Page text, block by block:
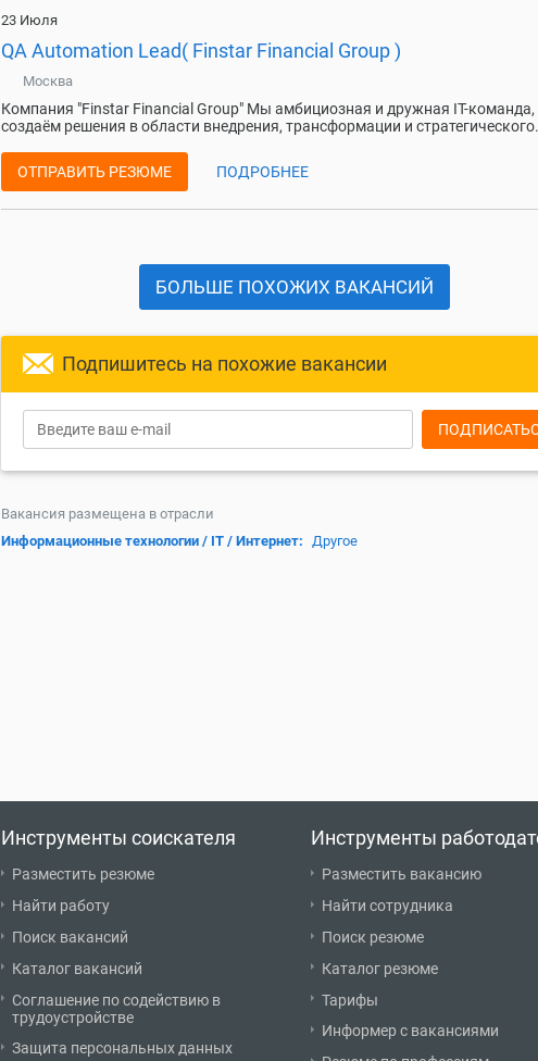
23 Июля
QA Automation Lead( Finstar Financial Group )
Москва
Компания "Finstar Financial Group" Мы амбициозная и дружная IT-команда,
создаём решения в области внедрения, трансформации и
ОТПРАВИТЬ РЕЗЮМЕ ПОДРОБНЕЕ
БОЛЬШЕ ПОХОЖИХ ВАКАНСИЙ
Подпишитесь на похожие вакансии
Вакансия размещена в отрасли
Информационные технологии / IT / Интернет: Другое
Инструменты соискателя
Разместить резюме
Найти работу
Поиск вакансий
Каталог вакансий
Соглашение по содействию в
трудоустройстве
Защита персональных данных
Инструменты
Разместить вакансию
Найти сотрудника
Поиск резюме
Каталог резюме
Тарифы
Информер с вакансиями